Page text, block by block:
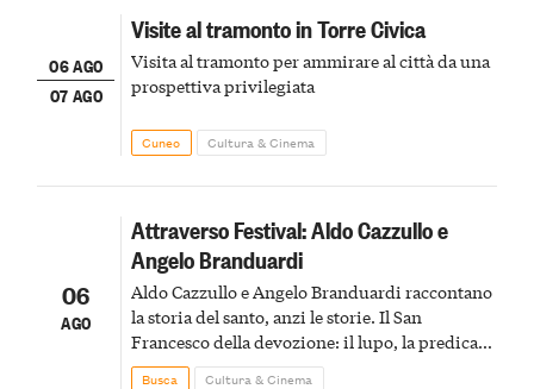
06 AGO
07 AGO
Visite al tramonto in Torre Civica
Visita al tramonto per ammirare al città da una
prospettiva privilegiata
Cuneo Cultura & Cinema
06
AGO
Attraverso Festival: Aldo Cazzullo e
Angelo Branduardi
Aldo Cazzullo e Angelo Branduardi raccontano
la storia del santo, anzi le storie. Il San
Francesco della devozione: il lupo, la predica
agli uccelli, le stimmate
Busca Cultura & Cinema